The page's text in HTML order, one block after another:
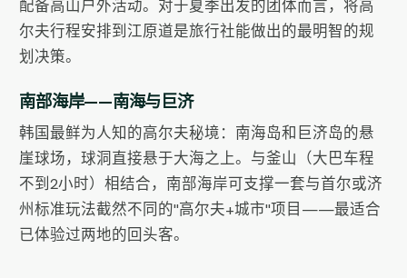
配备高山户外活动。对于夏季出发的团体而言，将高
尔夫行程安排到江原道是旅行社能做出的最明智的规
划决策。
南部海岸——南海与巨济
韩国最鲜为人知的高尔夫秘境：南海岛和巨济岛的悬
崖球场，球洞直接悬于大海之上。与釜山（大巴车程
不到2小时）相结合，南部海岸可支撑一套与首尔或济
州标准玩法截然不同的"高尔夫+城市"项目——最适合
已体验过两地的回头客。